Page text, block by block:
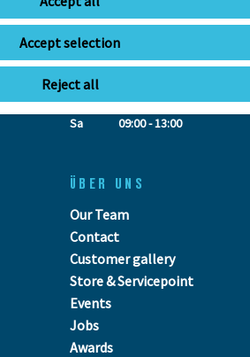
Mo - Fr
Sa
09:00 - 13:00
ÜBER UNS
Our Team
Contact
Customer gallery
Store & Servicepoint
Events
Jobs
Awards
Accept selection
Reject all